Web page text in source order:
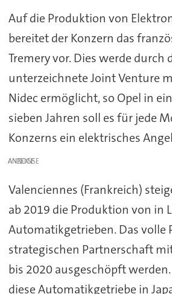
Auf die Produktion von
bereitet der Konzern das
Tremery vor. Dies werde durch
unterzeichnete Joint Venture
Nidec ermöglicht, so Opel in
sieben Jahren soll es für jede
Konzerns ein elektrisches
ANZEIGE
Valenciennes (Frankreich)
ab 2019 die Produktion von in
Automatikgetrieben. Das volle
strategischen Partnerschaft
bis 2020 ausgeschöpft
diese Automatikgetriebe in